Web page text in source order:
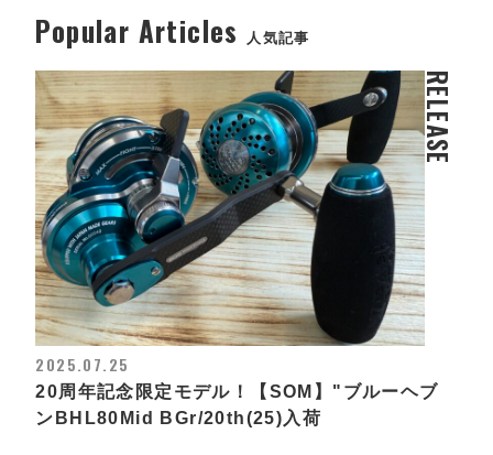
Popular Articles 人気記事
RELEASE
2025.07.25
20周年記念限定モデル！【SOM】"ブルーヘブ
ンBHL80Mid BGr/20th(25)入荷